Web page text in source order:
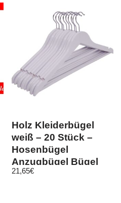
Holz Kleiderbügel
weiß – 20 Stück –
Hosenbügel
Anzugbügel Bügel
Holzbügel
21,65€